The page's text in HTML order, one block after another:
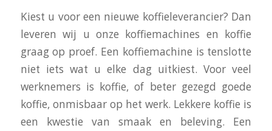
Kiest u voor een nieuwe koffieleverancier? Dan
leveren wij u onze koffiemachines en koffie
graag op proef. Een koffiemachine is tenslotte
niet iets wat u elke dag uitkiest. Voor veel
werknemers is koffie, of beter gezegd goede
koffie, onmisbaar op het werk. Lekkere koffie is
een kwestie van smaak en beleving. Een